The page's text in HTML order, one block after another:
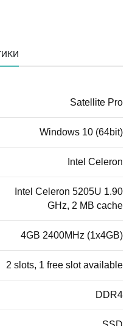
Satellite Pro
Windows 10 (64bit)
Intel Celeron
Intel Celeron 5205U 1.90
GHz, 2 MB cache
4GB 2400MHz (1x4GB)
2 slots, 1 free slot available
DDR4